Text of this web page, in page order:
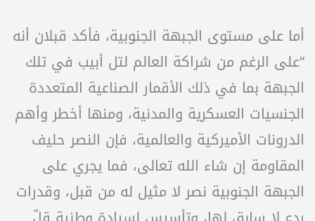
أما على مستوى الجبهة الجنوبية، فأكد قبلان أنه
“على الرغم من شراكة العالم لتل أبيب في تلك
الجبهة بما في ذلك الأقمار الصناعية المتعددة
الجنسيات العسكرية والمدنية، ومنها أخطر وأهم
الدرونات الأميركية والعالمية، فإن النصر حليف
المقاومة إن شاء الله تعالى، فما يجري على
الجبهة الجنوبية نصر لا مثيل له من قبل، وقدرات